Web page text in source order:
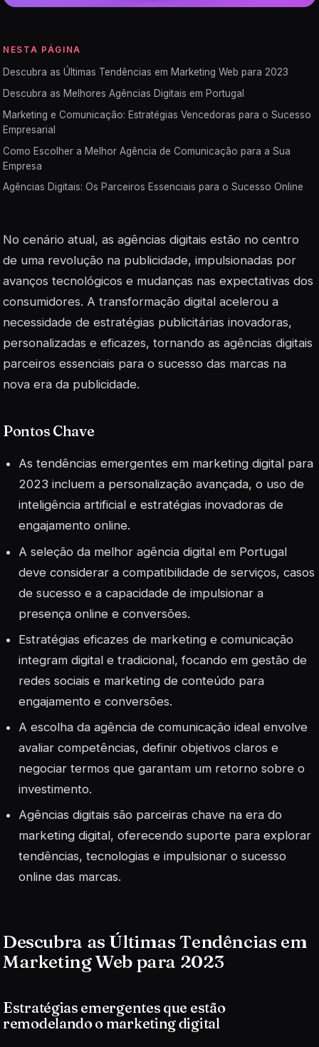
NESTA PÁGINA
Descubra as Últimas Tendências em Marketing Web para 2023
Descubra as Melhores Agências Digitais em Portugal
Marketing e Comunicação: Estratégias Vencedoras para o Sucesso
Empresarial
Como Escolher a Melhor Agência de Comunicação para a Sua
Empresa
Agências Digitais: Os Parceiros Essenciais para o Sucesso Online
No cenário atual, as agências digitais estão no centro
de uma revolução na publicidade, impulsionadas por
avanços tecnológicos e mudanças nas expectativas dos
consumidores. A transformação digital acelerou a
necessidade de estratégias publicitárias inovadoras,
personalizadas e eficazes, tornando as agências digitais
parceiros essenciais para o sucesso das marcas na
nova era da publicidade.
Pontos Chave
As tendências emergentes em marketing digital para
2023 incluem a personalização avançada, o uso de
inteligência artificial e estratégias inovadoras de
engajamento online.
A seleção da melhor agência digital em Portugal
deve considerar a compatibilidade de serviços, casos
de sucesso e a capacidade de impulsionar a
presença online e conversões.
Estratégias eficazes de marketing e comunicação
integram digital e tradicional, focando em gestão de
redes sociais e marketing de conteúdo para
engajamento e conversões.
A escolha da agência de comunicação ideal envolve
avaliar competências, definir objetivos claros e
negociar termos que garantam um retorno sobre o
investimento.
Agências digitais são parceiras chave na era do
marketing digital, oferecendo suporte para explorar
tendências, tecnologias e impulsionar o sucesso
online das marcas.
Descubra as Últimas Tendências em
Marketing Web para 2023
Estratégias emergentes que estão
remodelando o marketing digital